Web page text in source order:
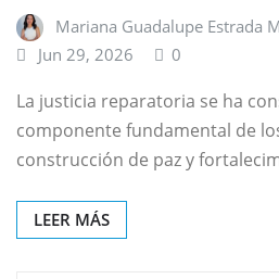
Mariana Guadalupe Estrada
Jun 29, 2026
0
La justicia reparatoria se ha
componente fundamental de
construcción de paz y
LEER MÁS